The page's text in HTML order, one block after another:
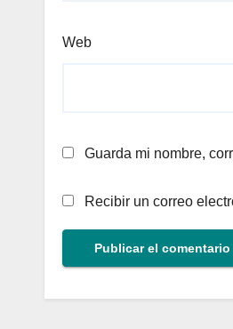
Web
Guarda mi nombre,
Recibir un correo